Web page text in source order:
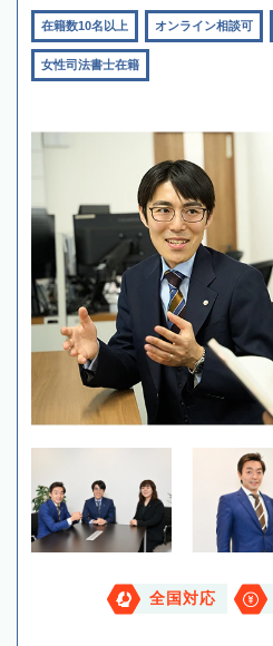
在籍数10名以上 オンライン相談可
女性司法書士在籍
全国対応